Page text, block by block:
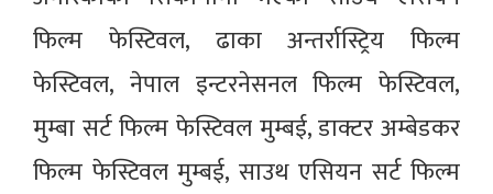
फिल्म फेस्टिवल, ढाका अन्तर्रास्ट्रिय फिल्म
फेस्टिवल, नेपाल इन्टरनेसनल फिल्म फेस्टिवल,
मुम्बा सर्ट फिल्म फेस्टिवल मुम्बई, डाक्टर अम्बेडकर
फिल्म फेस्टिवल मुम्बई, साउथ एसियन सर्ट फिल्म